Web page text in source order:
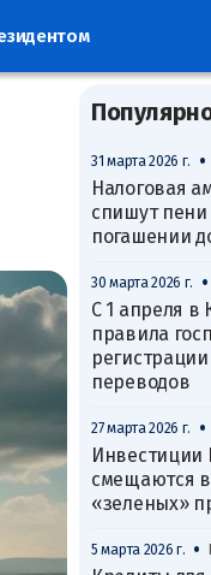
31 марта 2026 г. •
Налоговая
спишут
погашении
30 марта 2026 г. •
С 1 апреля в
правила
переводов
27 марта 2026 г. •
Инвестиции
смещаются в
«зеленых»
5 марта 2026 г. •